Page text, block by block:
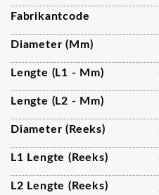
Fabrikantcode
Diameter (mm)
Lengte (L1 - Mm)
Lengte (L2 - Mm)
Diameter (reeks)
L1 Lengte (reeks)
L2 Lengte (reeks)